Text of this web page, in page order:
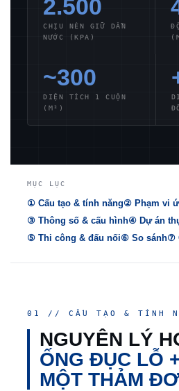
2.500
CHỊU NÉN GIỮ DẪN
NƯỚC (KPA)
~300
DIỆN TÍCH 1 CUỘN
(M²)
MỤC LỤC
① Cấu tạo & tính năng② Phạm vi
③ Thông số & cấu hình④ Dự án
⑤ Thi công & đấu nối⑥ So sánh⑦
01 // CẤU TẠO & TÍNH
NGUYÊN LÝ
ỐNG ĐỤC LỖ
MỘT THẢM